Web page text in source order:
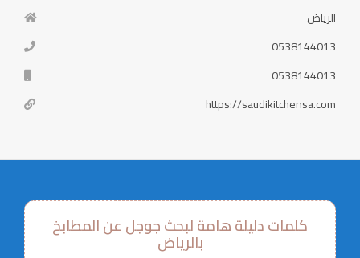
الرياض
0538144013
0538144013
https://saudikitchensa.com
كلمات دليلة هامة لبحث جوجل عن المطابخ
بالرياض